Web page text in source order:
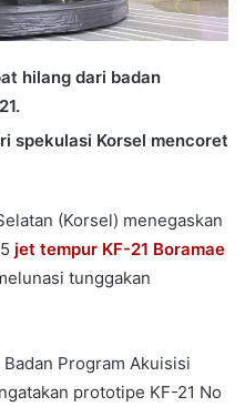
hilang dari badan
spekulasi Korsel mencoret
(Korsel) menegaskan
jet tempur KF-21 Boramae
tunggakan
Badan Program Akuisisi
prototipe KF-21 No